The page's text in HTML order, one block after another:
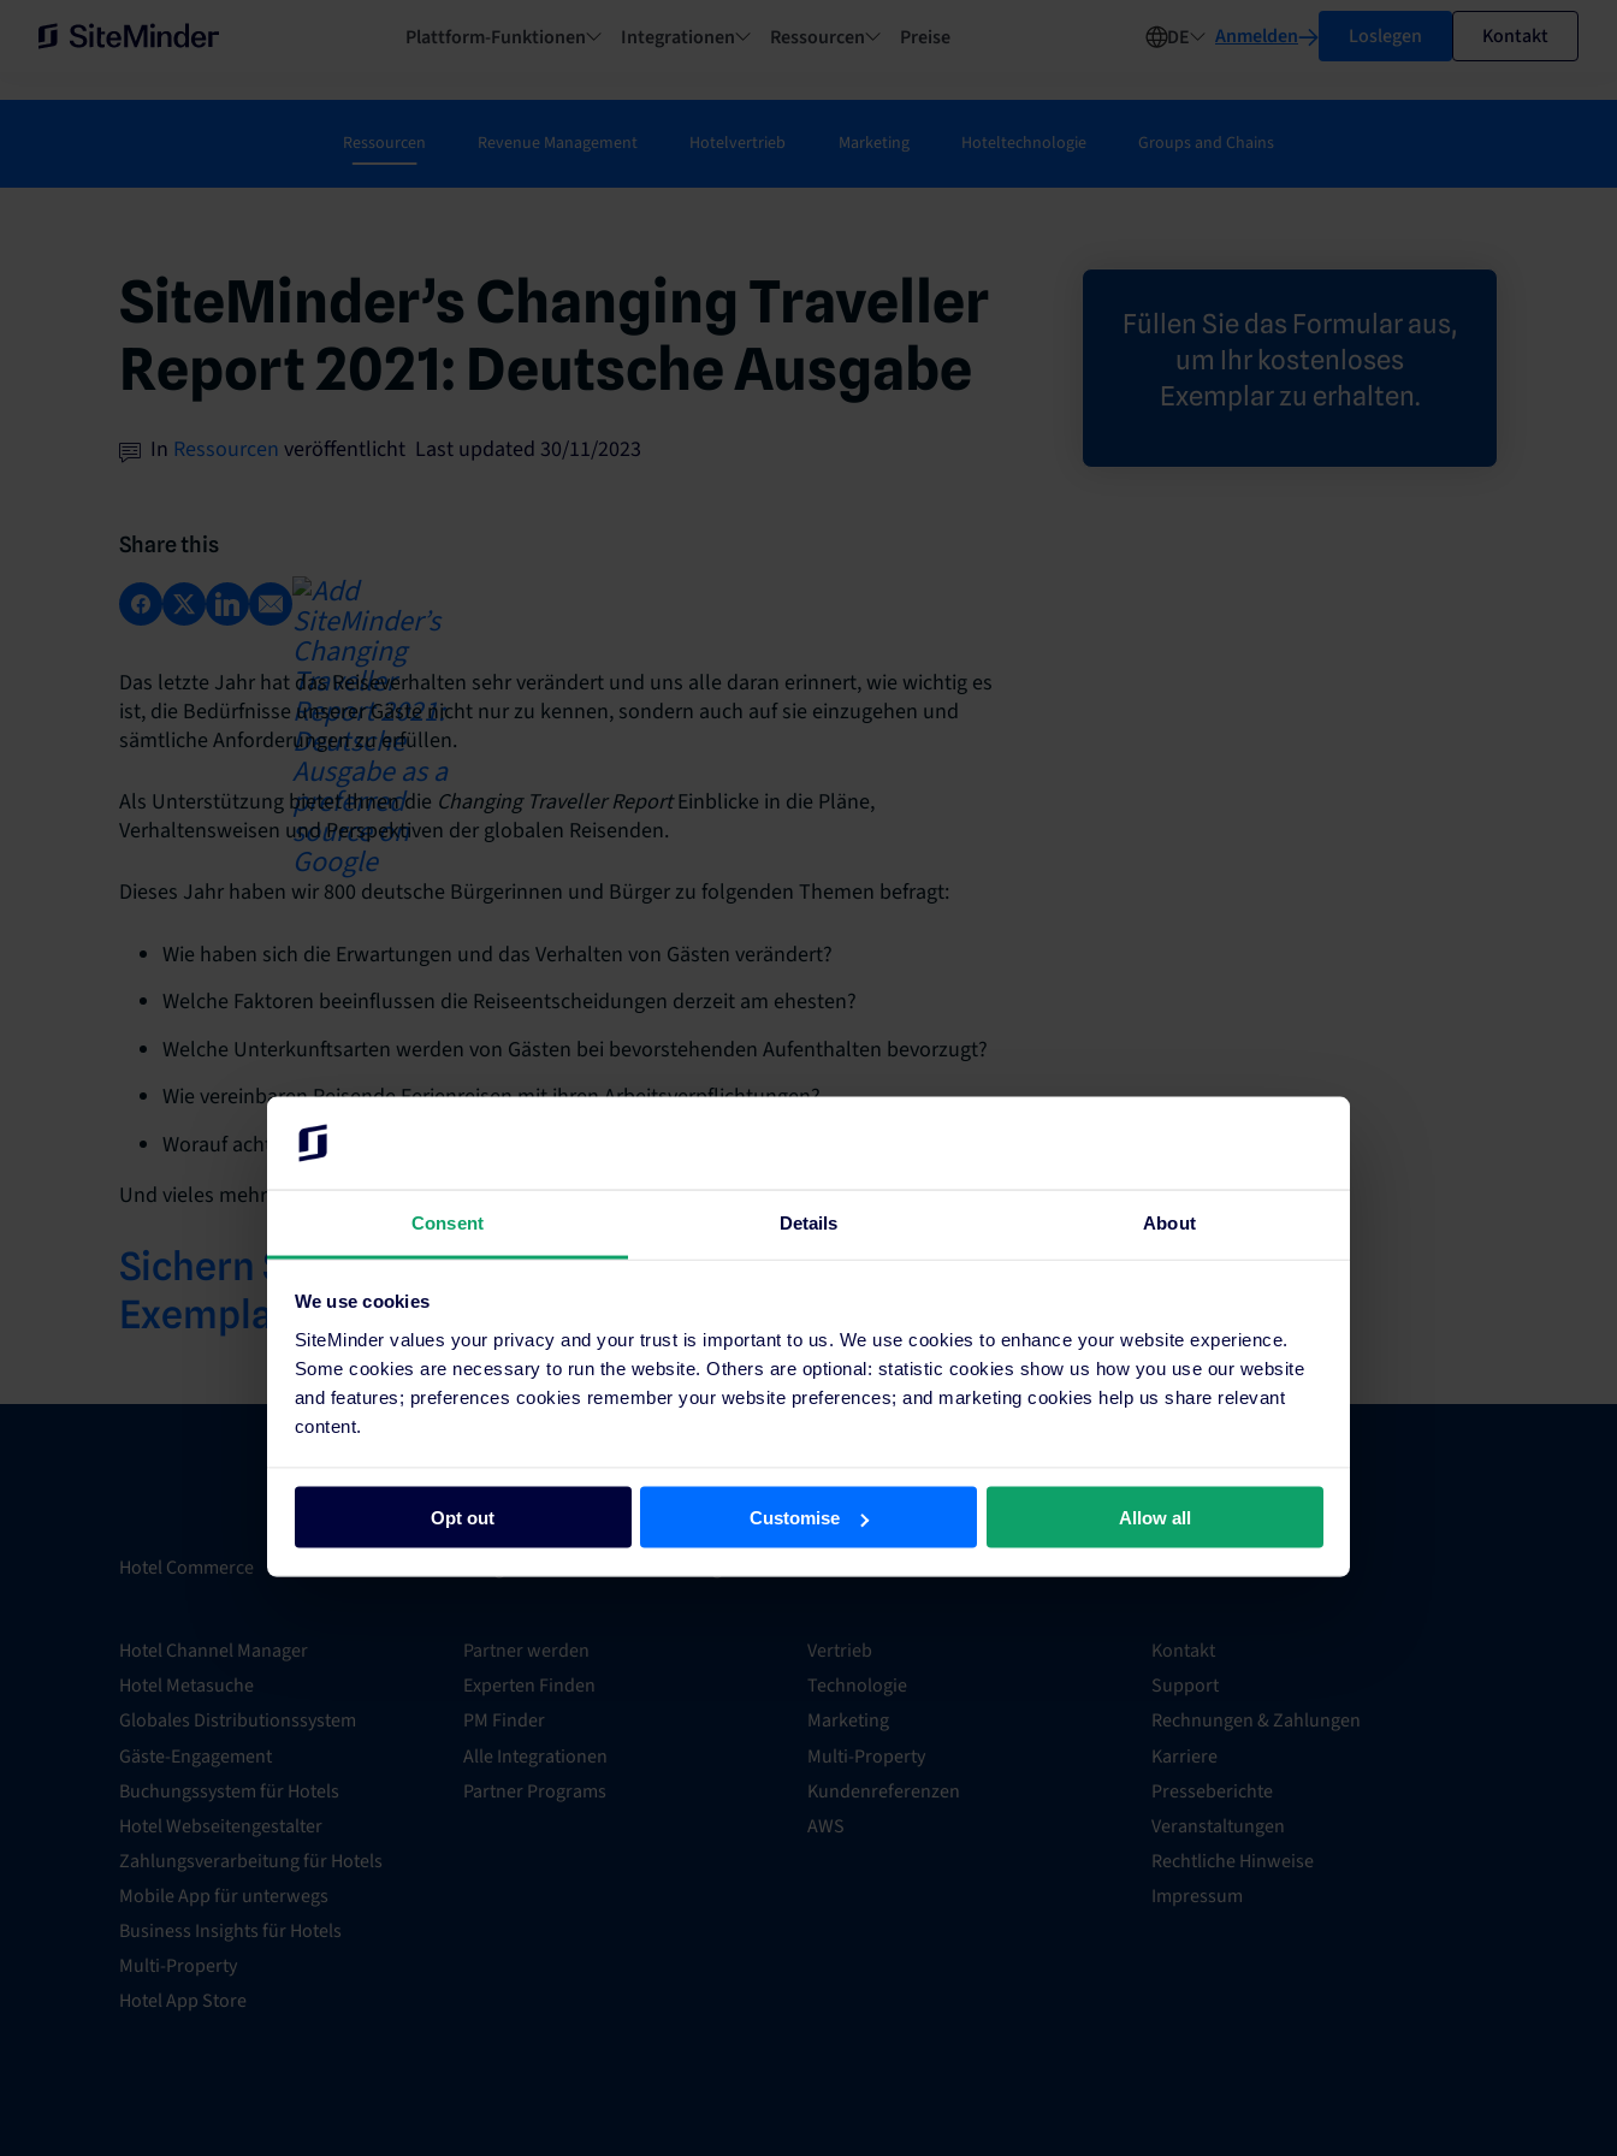
Consent Details About
We use cookies
SiteMinder values your privacy and your trust is important to us. We use cookies to enhance your website experience.
Some cookies are necessary to run the website. Others are optional: statistic cookies show us how you use our website
and features; preferences cookies remember your website preferences; and marketing cookies help us share relevant
content.
Opt out Customise Allow all
Plattform-Funktionen Integrationen Ressourcen Preise DE Anmelden Loslegen Kontakt
Ressourcen Revenue Management Hotelvertrieb Marketing Hoteltechnologie Groups and Chains
SiteMinder’s Changing Traveller
Report 2021: Deutsche Ausgabe
In Ressourcen veröffentlicht Last updated 30/11/2023
Share this
Das letzte Jahr hat das Reiseverhalten sehr verändert und uns alle daran erinnert, wie wichtig es
ist, die Bedürfnisse unserer Gäste nicht nur zu kennen, sondern auch auf sie einzugehen und
sämtliche Anforderungen zu erfüllen.
Als Unterstützung bietet Ihnen die Changing Traveller ReportEinblicke in die Pläne,
Verhaltensweisen und Perspektiven der globalen Reisenden.
Dieses Jahr haben wir 800 deutsche Bürgerinnen und Bürger zu folgenden Themen befragt:
Wie haben sich die Erwartungen und das Verhalten von Gästen verändert?
Welche Faktoren beeinflussen die Reiseentscheidungen derzeit am ehesten?
Welche Unterkunftsarten werden von Gästen bei bevorstehenden Aufenthalten bevorzugt?
Wie vereinbaren Reisende Ferienreisen mit ihren Arbeitsverpflichtungen?
Worauf achten Reisende beim Schutz und der Verwendung ihrer persönlichen Daten?
Und vieles mehr!
Sichern Sie sich noch heute Ihr kostenloses
Exemplar
Füllen Sie das Formular aus,
um Ihr kostenloses
Exemplar zu erhalten.
Hotel Commerce
Hotel Channel Manager
Hotel Metasuche
Globales Distributionssystem
Gäste-Engagement
Buchungssystem für Hotels
Hotel Webseitengestalter
Zahlungsverarbeitung für Hotels
Mobile App für unterwegs
Business Insights für Hotels
Multi-Property
Hotel App Store
Partner werden
Experten Finden
PM Finder
Alle Integrationen
Partner Programs
Vertrieb
Technologie
Marketing
Multi-Property
Kundenreferenzen
AWS
Kontakt
Support
Rechnungen & Zahlungen
Karriere
Presseberichte
Veranstaltungen
Rechtliche Hinweise
Impressum